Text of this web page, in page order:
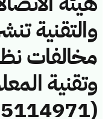
والتقنية
مخالفات
وتقنية